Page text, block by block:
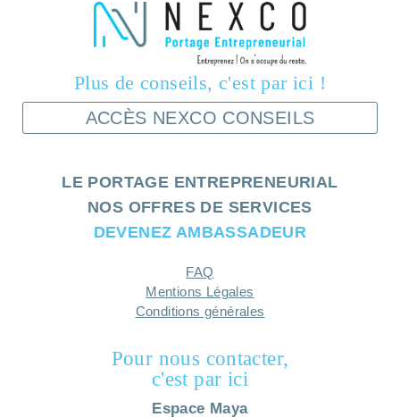
Plus de conseils, c'est par ici !
ACCÈS NEXCO CONSEILS
LE PORTAGE ENTREPRENEURIAL
NOS OFFRES DE SERVICES
DEVENEZ AMBASSADEUR
FAQ
Mentions Légales
Conditions générales
Pour nous contacter,
c'est par ici
Espace Maya